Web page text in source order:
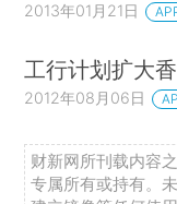
2013年01月21日
工行计划扩大
2012年08月06日
财新网所刊载内容
专属所有或持有。